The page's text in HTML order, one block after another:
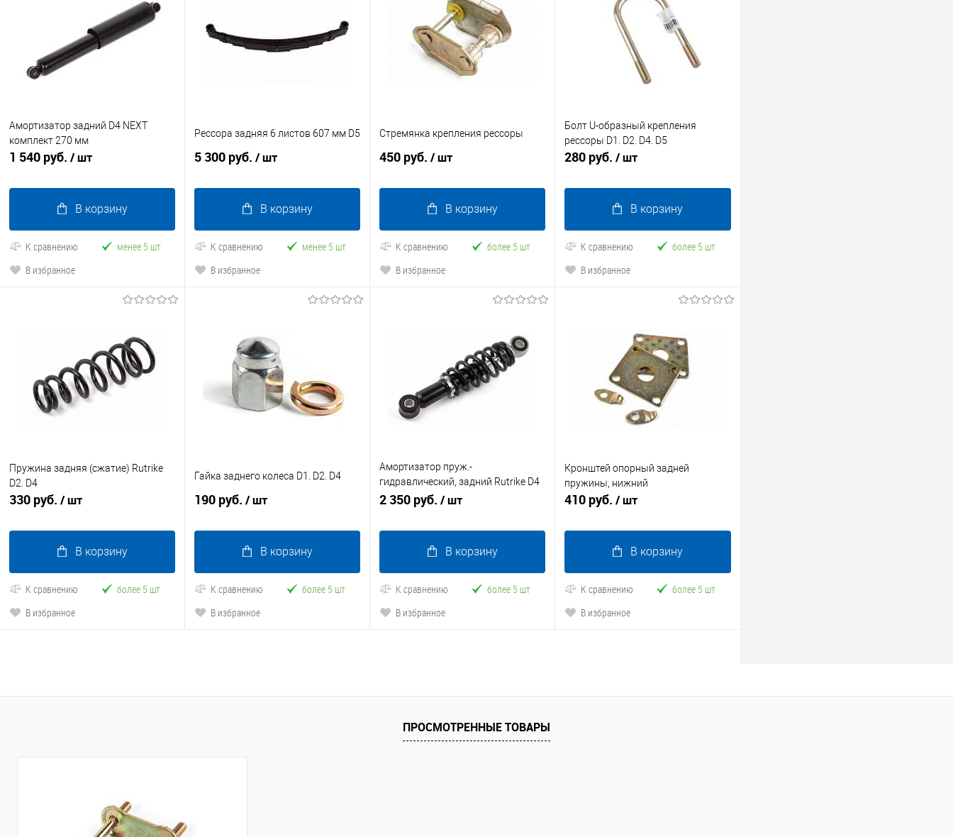
Амортизатор задний D4 NEXT
комплект 270 мм
1 540 руб. / шт
В корзину
К сравнению
менее 5 шт
В избранное
Рессора задняя 6 листов 607 мм D5
5 300 руб. / шт
В корзину
К сравнению
менее 5 шт
В избранное
Стремянка крепления рессоры
450 руб. / шт
В корзину
К сравнению
более 5 шт
В избранное
Болт U-образный крепления
рессоры D1. D2. D4. D5
280 руб. / шт
В корзину
К сравнению
более 5 шт
В избранное
Пружина задняя (сжатие) Rutrike
D2. D4
330 руб. / шт
В корзину
К сравнению
более 5 шт
В избранное
Гайка заднего колеса D1. D2. D4
190 руб. / шт
В корзину
К сравнению
более 5 шт
В избранное
Амортизатор пруж.-
гидравлический, задний Rutrike D4
L-200 мм
2 350 руб. / шт
В корзину
К сравнению
более 5 шт
В избранное
Кронштей опорный задней
пружины, нижний
410 руб. / шт
В корзину
К сравнению
более 5 шт
В избранное
ПРОСМОТРЕННЫЕ ТОВАРЫ